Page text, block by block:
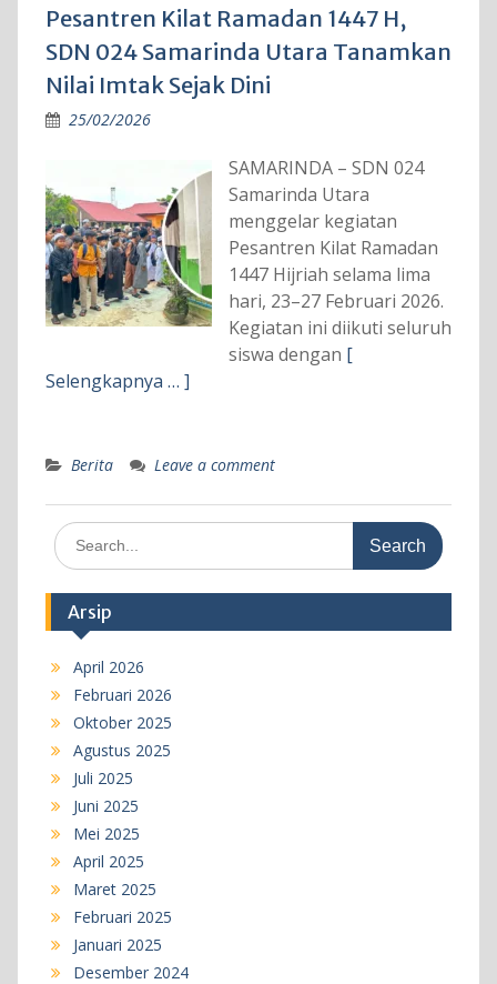
Pesantren Kilat Ramadan 1447 H,
SDN 024 Samarinda Utara Tanamkan
Nilai Imtak Sejak Dini
25/02/2026
SAMARINDA – SDN 024
Samarinda Utara
menggelar kegiatan
Pesantren Kilat Ramadan
1447 Hijriah selama lima
hari, 23–27 Februari 2026.
Kegiatan ini diikuti seluruh
siswa dengan [
Selengkapnya … ]
Berita Leave a comment
Search
for:
Arsip
April 2026
Februari 2026
Oktober 2025
Agustus 2025
Juli 2025
Juni 2025
Mei 2025
April 2025
Maret 2025
Februari 2025
Januari 2025
Desember 2024